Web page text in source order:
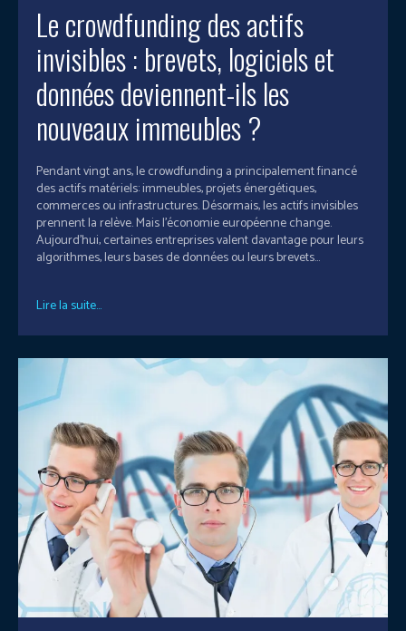
Le crowdfunding des actifs
invisibles : brevets, logiciels et
données deviennent-ils les
nouveaux immeubles ?
Pendant vingt ans, le crowdfunding a principalement financé
des actifs matériels: immeubles, projets énergétiques,
commerces ou infrastructures. Désormais, les actifs invisibles
prennent la relève. Mais l'économie européenne change.
Aujourd'hui, certaines entreprises valent davantage pour leurs
algorithmes, leurs bases de données ou leurs brevets...
Lire la suite...